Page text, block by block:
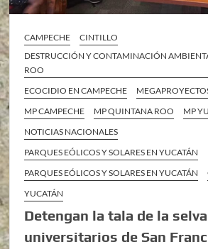
CAMPECHE
CINTILLO
DESTRUCCIÓN Y CONTAMINACIÓN
ROO
ECOCIDIO EN CAMPECHE
MP CAMPECHE
MP QUINTANA ROO
MP
NOTICIAS NACIONALES
PARQUES EÓLICOS Y SOLARES EN YUCATÁN
PARQUES EÓLICOS Y SOLARES EN YUCATÁN
YUCATÁN
Detengan la tala de la
universitarios de San